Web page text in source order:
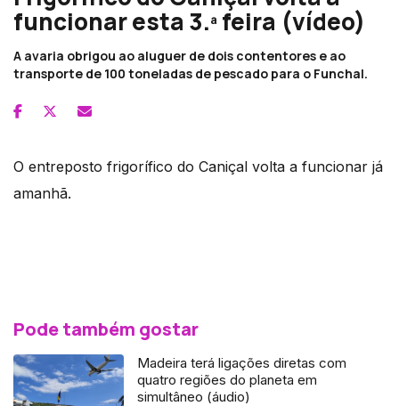
funcionar esta 3.ª feira (vídeo)
A avaria obrigou ao aluguer de dois contentores e ao
transporte de 100 toneladas de pescado para o Funchal.
O entreposto frigorífico do Caniçal volta a funcionar já
amanhã.
Pode também gostar
Madeira terá ligações diretas com
quatro regiões do planeta em
simultâneo (áudio)